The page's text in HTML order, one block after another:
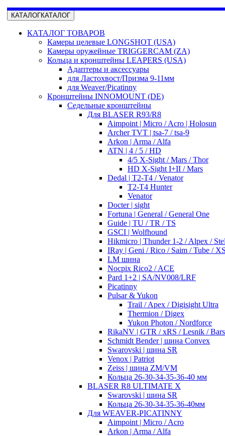
КАТАЛОГКАТАЛОГ
КАТАЛОГ ТОВАРОВ
Камеры целевые LONGSHOT (USA)
Камеры оружейные TRIGGERCAM (ZA)
Кольца и кронштейны LEAPERS (USA)
Адаптеры и аксессуары
для Ластохвост/Призма 9-11мм
для Weaver/Picatinny
Кронштейны INNOMOUNT (DE)
Седельные кронштейны
Для BLASER R93/R8
Aimpoint | Micro / Acro | Holosun
Archer TVT | tsa-7 / tsa-9
Arkon | Arma / Alfa
ATN | 4 / 5 / HD
4/5 X-Sight / Mars / Thor
HD X-Sight I+II / Mars
Dedal | T2-T4 / Venator
T2-T4 Hunter
Venator
Docter | sight
Fortuna | General / General One
Guide | TU / TR / TS
GSCI | Wolfhound
Hikmicro | Thunder 1-2 / Alpex /
IRay | Geni / Rico / Saim / Tube /
LM шина
Nocpix Rico2 / ACE
Pard 1+2 | SA/NV008/LRF
Picatinny
Pulsar & Yukon
Trail / Apex / Digisight Ultra
Thermion / Digex
Yukon Photon / Nordforce
RikaNV | GTR / xRS / Lesnik /
Schmidt Bender | шина Convex
Swarovski | шина SR
Venox | Patriot
Zeiss | шина ZM/VM
Кольца 26-30-34-35-36-40 мм
BLASER R8 ULTIMATE X
Swarovski | шина SR
Кольца 26-30-34-35-36-40мм
Для WEAVER-PICATINNY
Aimpoint | Micro / Acro
Arkon | Arma / Alfa